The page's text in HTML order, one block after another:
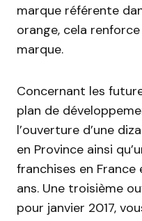
marque référente
orange, cela
marque.
Concernant les
plan de
l’ouverture d’une
en Province ainsi
franchises en France
ans. Une troisième
pour janvier 2017,